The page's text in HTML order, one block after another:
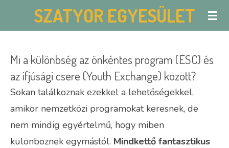
to
content
SZATYOR EGYESÜLET
Mi a különbség az önkéntes program (ESC) és
az ifjúsági csere (Youth Exchange) között?
Sokan találkoznak ezekkel a lehetőségekkel,
amikor nemzetközi programokat keresnek, de
nem mindig egyértelmű, hogy miben
különböznek egymástól. Mindkettő fantasztikus